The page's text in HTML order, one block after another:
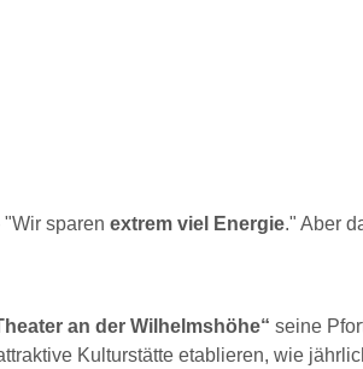
"Wir sparen extrem viel Energie." Aber
an der Wilhelmshöhe“ seine
Kulturstätte etablieren, wie